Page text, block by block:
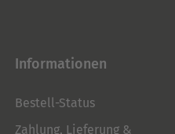
Informationen
Bestell-Status
Zahlung, Lieferung &